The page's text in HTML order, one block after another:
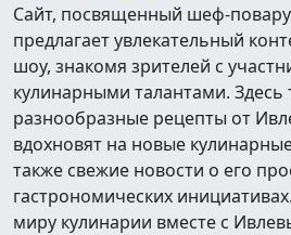
Сайт, посвященный шеф-повару
предлагает увлекательный
шоу, знакомя зрителей с
кулинарными талантами.
разнообразные рецепты от
вдохновят на новые
также свежие новости о его
гастрономических
миру кулинарии вместе с